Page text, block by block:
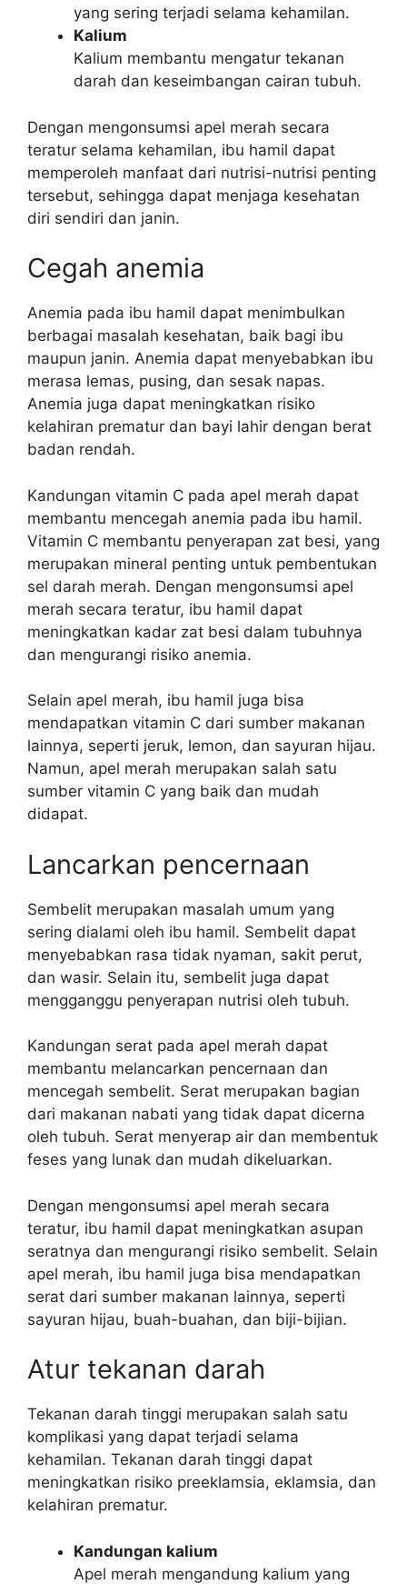
yang sering terjadi selama kehamilan.
Kalium
Kalium membantu mengatur tekanan
darah dan keseimbangan cairan tubuh.
Dengan mengonsumsi apel merah secara
teratur selama kehamilan, ibu hamil dapat
memperoleh manfaat dari nutrisi-nutrisi penting
tersebut, sehingga dapat menjaga kesehatan
diri sendiri dan janin.
Cegah anemia
Anemia pada ibu hamil dapat menimbulkan
berbagai masalah kesehatan, baik bagi ibu
maupun janin. Anemia dapat menyebabkan ibu
merasa lemas, pusing, dan sesak napas.
Anemia juga dapat meningkatkan risiko
kelahiran prematur dan bayi lahir dengan berat
badan rendah.
Kandungan vitamin C pada apel merah dapat
membantu mencegah anemia pada ibu hamil.
Vitamin C membantu penyerapan zat besi, yang
merupakan mineral penting untuk pembentukan
sel darah merah. Dengan mengonsumsi apel
merah secara teratur, ibu hamil dapat
meningkatkan kadar zat besi dalam tubuhnya
dan mengurangi risiko anemia.
Selain apel merah, ibu hamil juga bisa
mendapatkan vitamin C dari sumber makanan
lainnya, seperti jeruk, lemon, dan sayuran hijau.
Namun, apel merah merupakan salah satu
sumber vitamin C yang baik dan mudah
didapat.
Lancarkan pencernaan
Sembelit merupakan masalah umum yang
sering dialami oleh ibu hamil. Sembelit dapat
menyebabkan rasa tidak nyaman, sakit perut,
dan wasir. Selain itu, sembelit juga dapat
mengganggu penyerapan nutrisi oleh tubuh.
Kandungan serat pada apel merah dapat
membantu melancarkan pencernaan dan
mencegah sembelit. Serat merupakan bagian
dari makanan nabati yang tidak dapat dicerna
oleh tubuh. Serat menyerap air dan membentuk
feses yang lunak dan mudah dikeluarkan.
Dengan mengonsumsi apel merah secara
teratur, ibu hamil dapat meningkatkan asupan
seratnya dan mengurangi risiko sembelit. Selain
apel merah, ibu hamil juga bisa mendapatkan
serat dari sumber makanan lainnya, seperti
sayuran hijau, buah-buahan, dan biji-bijian.
Atur tekanan darah
Tekanan darah tinggi merupakan salah satu
komplikasi yang dapat terjadi selama
kehamilan. Tekanan darah tinggi dapat
meningkatkan risiko preeklamsia, eklamsia, dan
kelahiran prematur.
Kandungan kalium
Apel merah mengandung kalium yang